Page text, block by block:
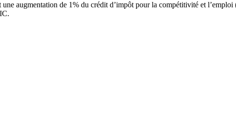
augmentation de 1% du crédit d’impôt pour la compétitivité et l’emploi